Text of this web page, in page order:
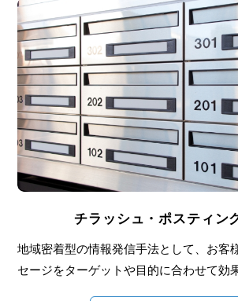
チラッシュ・ポスティン
地域密着型の情報発信手法として、お客
セージをターゲットや目的に合わせて効